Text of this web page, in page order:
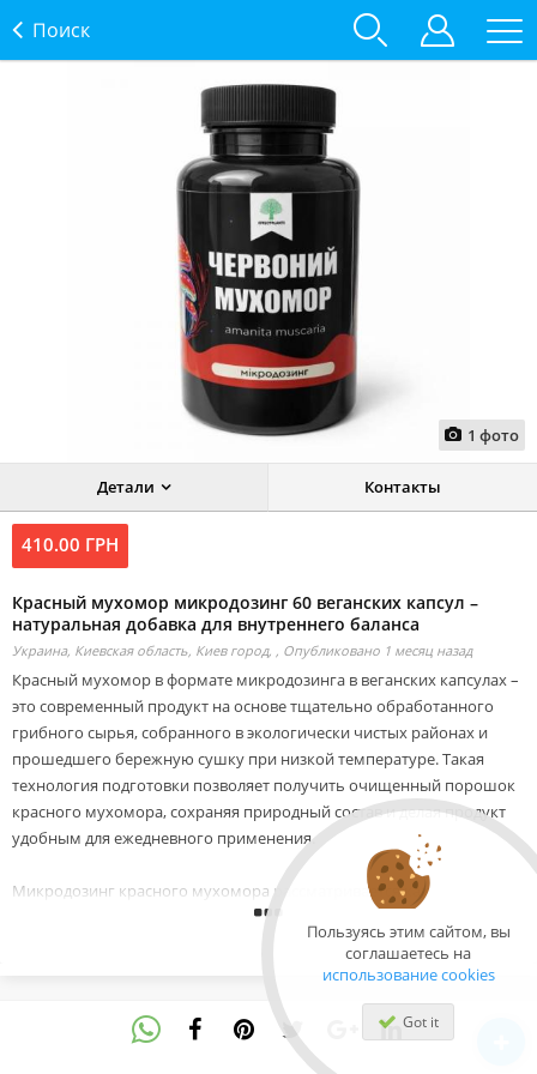
Пользуясь этим сайтом, вы
соглашаетесь на
использование cookies
Got it
Поиск
1 фото
Детали Контакты
410.00 ГРН
Красный мухомор микродозинг 60 веганских капсул –
натуральная добавка для внутреннего баланса
Украина, Киевская область, Киев город, , Опубликовано 1 месяц назад
Красный мухомор в формате микродозинга в веганских капсулах –
это современный продукт на основе тщательно обработанного
грибного сырья, собранного в экологически чистых районах и
прошедшего бережную сушку при низкой температуре. Такая
технология подготовки позволяет получить очищенный порошок
красного мухомора, сохраняя природный состав и делая продукт
удобным для ежедневного применения.
Микродозинг красного мухомора рассматривается как
диетическая добавка для поддержки общего самочувствия,
эмоционального равновесия и внутреннего комфорта. Может
способствовать сохранению спокойствия в периоды повышенной
нагрузки, поддержке уверенности, социальной легкости и
устойчивости к стрессовым факторам. Отдельное внимание
уделяется поддержке креативного мышления, концентрации и